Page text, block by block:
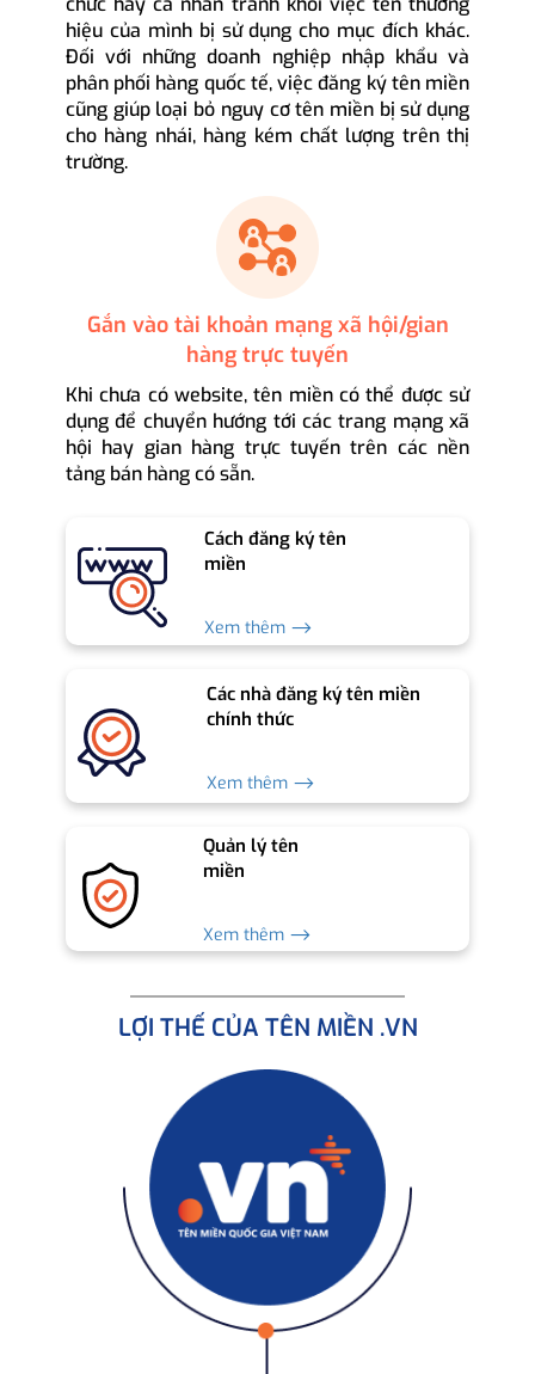
hiệu của mình bị sử dụng cho mục đích khác.
Đối với những doanh nghiệp nhập khẩu và
phân phối hàng quốc tế, việc đăng ký tên miền
cũng giúp loại bỏ nguy cơ tên miền bị sử dụng
cho hàng nhái, hàng kém chất lượng trên thị
trường.
Gắn vào tài khoản mạng xã hội/gian
hàng trực tuyến
Khi chưa có website, tên miền có thể được sử
dụng để chuyển hướng tới các trang mạng xã
hội hay gian hàng trực tuyến trên các nền
tảng bán hàng có sẵn.
Cách đăng ký tên
miền
Xem thêm ⟶
Các nhà đăng ký tên miền
chính thức
Xem thêm ⟶
Quản lý tên
miền
Xem thêm ⟶
LỢI THẾ CỦA TÊN MIỀN .VN